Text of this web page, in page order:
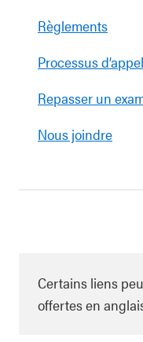
Règlements
Processus d’appel
Repasser un
Nous joindre
Certains liens
offertes en